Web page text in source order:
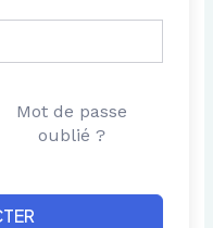
Mot de passe
oublié ?